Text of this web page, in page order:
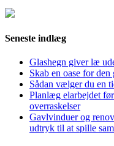
Seneste indlæg
Glashegn giver læ
Skab en oase for den
Sådan vælger du en
Planlæg elarbejdet
overraskelser
Gavlvinduer og
udtryk til at spille